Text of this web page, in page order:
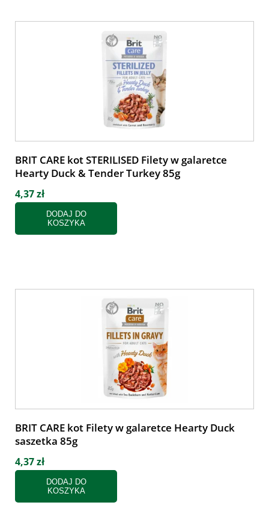
BRIT CARE kot STERILISED Filety w galaretce
Hearty Duck & Tender Turkey 85g
4,37 zł
DODAJ DO
KOSZYKA
BRIT CARE kot Filety w galaretce Hearty Duck
saszetka 85g
4,37 zł
DODAJ DO
KOSZYKA